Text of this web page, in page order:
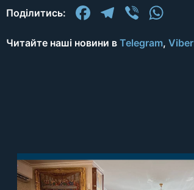
Поділитись: Facebook
Telegram
Viber
Читайте наші новини в Telegram, Viber